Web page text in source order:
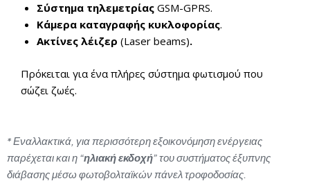
Σύστημα τηλεμετρίαςGSM-GPRS.
Κάμερα καταγραφής κυκλοφορίας.
Ακτίνες λέιζερ (Laser beams).
Πρόκειται για ένα πλήρες σύστημα φωτισμού που
σώζει ζωές.
* Εναλλακτικά, για περισσότερη εξοικονόμηση ενέργειας
παρέχεται και η “ηλιακή εκδοχή” του συστήματος έξυπνης
διάβασης μέσω φωτοβολταϊκών πάνελ τροφοδοσίας.